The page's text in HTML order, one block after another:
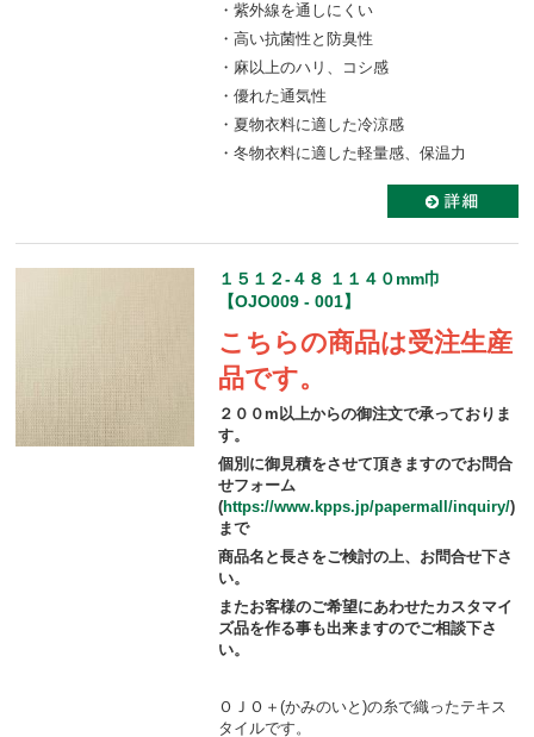
・紫外線を通しにくい
・高い抗菌性と防臭性
・麻以上のハリ、コシ感
・優れた通気性
・夏物衣料に適した冷涼感
・冬物衣料に適した軽量感、保温力
１５１２-４８ １１４０mm巾
【OJO009 - 001】
こちらの商品は受注生産
品です。
２００m以上からの御注文で承っておりま
す。
個別に御見積をさせて頂きますのでお問合
せフォーム
(https://www.kpps.jp/papermall/inquiry/)
まで
商品名と長さをご検討の上、お問合せ下さ
い。
またお客様のご希望にあわせたカスタマイ
ズ品を作る事も出来ますのでご相談下さ
い。
ＯＪＯ＋(かみのいと)の糸で織ったテキス
タイルです。